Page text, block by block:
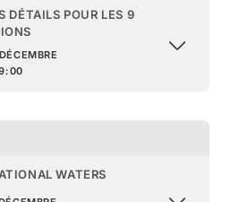
DÉTAILS POUR LES 9
WATERS